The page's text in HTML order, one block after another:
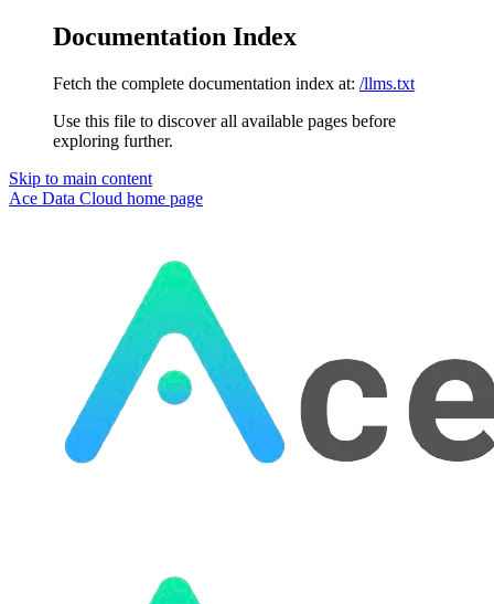
Documentation Index
Fetch the complete documentation index at: /llms.txt
Use this file to discover all available pages before
exploring further.
Skip to main content
Ace Data Cloud home page